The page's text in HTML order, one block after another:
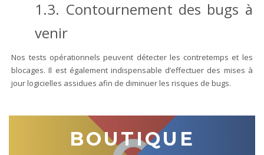
1.3. Contournement des bugs à
venir
Nos tests opérationnels peuvent détecter les contretemps et les
blocages. Il est également indispensable d’effectuer des mises à
jour logicielles assidues afin de diminuer les risques de bugs.
BOUTIQUE